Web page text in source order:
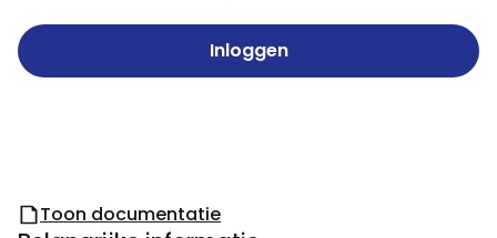
Inloggen
Toon documentatie